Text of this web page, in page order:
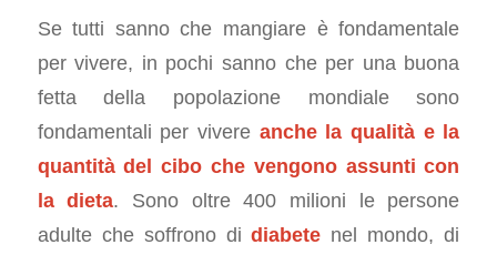
Se tutti sanno che mangiare è fondamentale
per vivere, in pochi sanno che per una buona
fetta della popolazione mondiale sono
fondamentali per vivere anche la qualità e la
quantità del cibo che vengono assunti con
la dieta. Sono oltre 400 milioni le persone
adulte che soffrono didiabete nel mondo, di